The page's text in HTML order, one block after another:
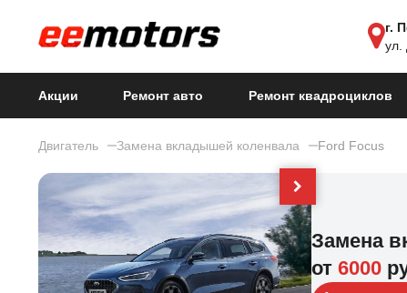
г.
ул.
Акции Ремонт авто Ремонт квадроциклов
Двигатель Замена вкладышей коленвала Ford Focus
Замена
от 6000